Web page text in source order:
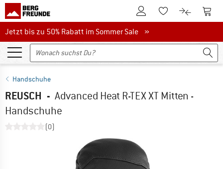
Zum KundenkontoZum Merkzettel.
Zum Zum
Jetzt bis zu 50% Rabatt im Sommer Sale
Jetzt bis zu 50% Rabatt im Sommer Sale »
Handschuhe
REUSCH - Advanced Heat R-TEX XT Mitten -
Handschuhe
(0)